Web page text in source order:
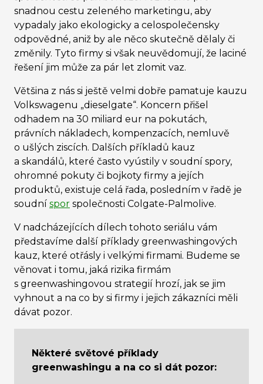
snadnou cestu zeleného marketingu, aby
vypadaly jako ekologicky a celospolečensky
odpovědné, aniž by ale něco skutečně dělaly či
změnily. Tyto firmy si však neuvědomují, že laciné
řešení jim může za pár let zlomit vaz.
Většina z nás si ještě velmi dobře pamatuje kauzu
Volkswagenu „dieselgate“. Koncern přišel
odhadem na 30 miliard eur na pokutách,
právních nákladech, kompenzacích, nemluvě
o ušlých ziscích. Dalších příkladů kauz
a skandálů, které často vyústily v soudní spory,
ohromné pokuty či bojkoty firmy a jejích
produktů, existuje celá řada, posledním v řadě je
soudní spor společnosti Colgate-Palmolive.
V nadcházejících dílech tohoto seriálu vám
představíme další příklady greenwashingových
kauz, které otřásly i velkými firmami. Budeme se
věnovat i tomu, jaká rizika firmám
s greenwashingovou strategií hrozí, jak se jim
vyhnout a na co by si firmy i jejich zákazníci měli
dávat pozor.
Některé světové příklady
greenwashingu a na co si dát pozor: